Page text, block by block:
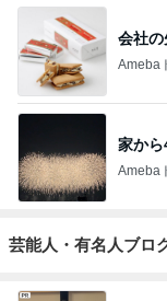
会社
Ameba
家か
Ameba
芸能人・有名人ブロ